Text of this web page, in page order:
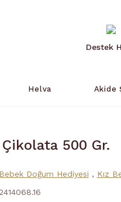
Destek
Helva Akide
500 Gr.
Bebek Doğum Hediyesi , Kız
2414068.16